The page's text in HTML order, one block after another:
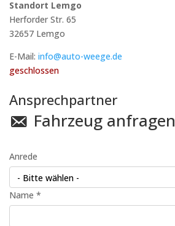
Standort Lemgo
Herforder Str. 65
32657 Lemgo
E-Mail: info@auto-weege.de
geschlossen
Ansprechpartner
Fahrzeug anfragen
Anrede
- Bitte wählen -
Name *